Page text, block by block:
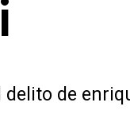
de